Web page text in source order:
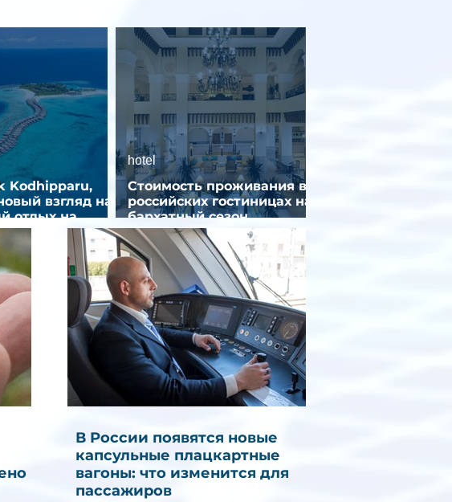
Kodhipparu,
взгляд на
отдых на
Стоимость проживания в
российских гостиницах на
бархатный сезон
снизилась на 9%
hotel
в
В России появятся новые
капсульные плацкартные
вагоны: что изменится для
пассажиров